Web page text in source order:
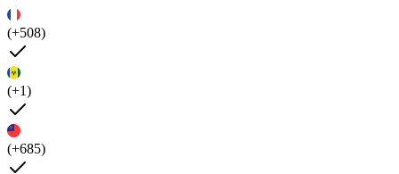
(+508)
(+1)
(+685)